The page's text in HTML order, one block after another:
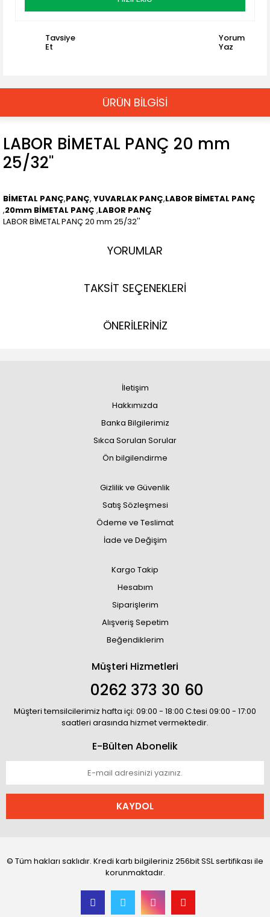
Tavsiye
Et
Yorum
Yaz
ÜRÜN BİLGİSİ
LABOR BİMETAL PANÇ 20 mm
25/32''
BİMETAL PANÇ,PANÇ, YUVARLAK PANÇ,LABOR BİMETAL PANÇ
,20mm BİMETAL PANÇ ,LABOR PANÇ
LABOR BİMETAL PANÇ 20 mm 25/32''
YORUMLAR
TAKSİT SEÇENEKLERİ
ÖNERİLERİNİZ
İletişim
Hakkımızda
Banka Bilgilerimiz
Sıkca Sorulan Sorular
Ön bilgilendirme
Gizlilik ve Güvenlik
Satış Sözleşmesi
Ödeme ve Teslimat
İade ve Değişim
Kargo Takip
Hesabım
Siparişlerim
Alışveriş Sepetim
Beğendiklerim
Müşteri Hizmetleri
0262 373 30 60
Müşteri temsilcilerimiz hafta içi: 09:00 - 18:00 C.tesi 09:00 - 17:00
saatleri arasında hizmet vermektedir.
E-Bülten Abonelik
KAYDOL
© Tüm hakları saklıdır. Kredi kartı bilgileriniz 256bit SSL sertifikası ile
korunmaktadır.